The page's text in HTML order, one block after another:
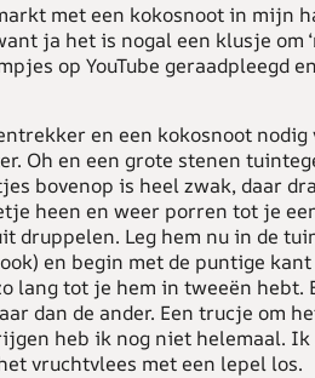
met een kokosnoot in mijn
ja het is nogal een klusje om
op YouTube geraadpleegd
en een kokosnoot nodig
Oh en een grote stenen
bovenop is heel zwak, daar
heen en weer porren tot je
druppelen. Leg hem nu in de
en begin met de puntige kant
lang tot je hem in tweeën hebt.
dan de ander. Een trucje om
heb ik nog niet helemaal. Ik
vruchtvlees met een lepel los.